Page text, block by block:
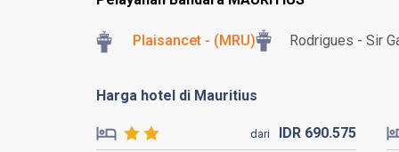
Plaisancet - (MRU) Rodrigues - Sir
Harga hotel di Mauritius
dari IDR 690.575